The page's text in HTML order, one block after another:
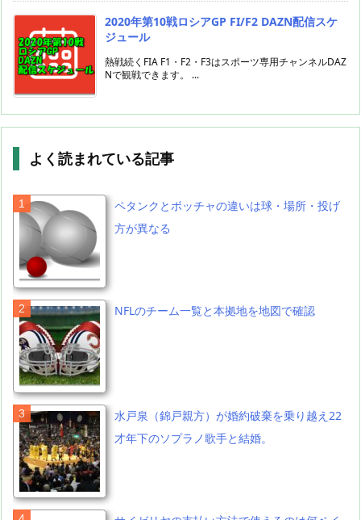
2020年第10戦ロシアGP FI/F2 DAZN配信スケ
ジュール
熱戦続くFIA F1・F2・F3はスポーツ専用チャンネルDAZ
Nで観戦できます。 ...
よく読まれている記事
ペタンクとボッチャの違いは球・場所・投げ
方が異なる
NFLのチーム一覧と本拠地を地図で確認
水戸泉（錦戸親方）が婚約破棄を乗り越え22
才年下のソプラノ歌手と結婚。